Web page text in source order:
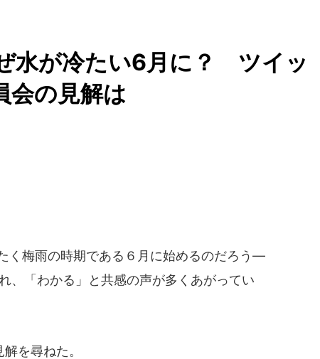
水が冷たい6月に？ ツイッ
会の見解は
く梅雨の時期である６月に始めるのだろう―
、「わかる」と共感の声が多くあがってい
を尋ねた。